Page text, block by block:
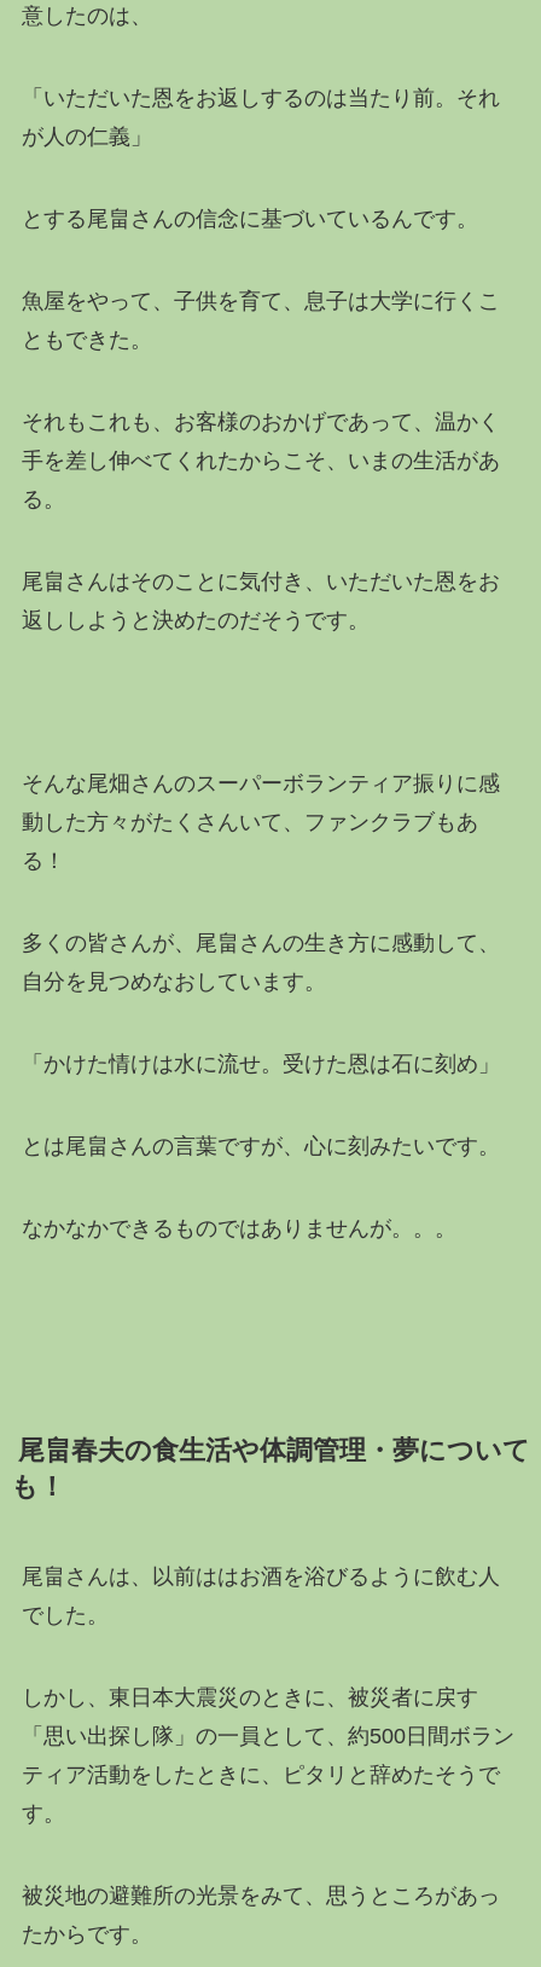
意したのは、
「いただいた恩をお返しするのは当たり前。それ
が人の仁義」
とする尾畠さんの信念に基づいているんです。
魚屋をやって、子供を育て、息子は大学に行くこ
ともできた。
それもこれも、お客様のおかげであって、温かく
手を差し伸べてくれたからこそ、いまの生活があ
る。
尾畠さんはそのことに気付き、いただいた恩をお
返ししようと決めたのだそうです。
そんな尾畑さんのスーパーボランティア振りに感
動した方々がたくさんいて、ファンクラブもあ
る！
多くの皆さんが、尾畠さんの生き方に感動して、
自分を見つめなおしています。
「かけた情けは水に流せ。受けた恩は石に刻め」
とは尾畠さんの言葉ですが、心に刻みたいです。
なかなかできるものではありませんが。。。
尾畠春夫の食生活や体調管理・夢について
も！
尾畠さんは、以前ははお酒を浴びるように飲む人
でした。
しかし、東日本大震災のときに、被災者に戻す
「思い出探し隊」の一員として、約500日間ボラン
ティア活動をしたときに、ピタリと辞めたそうで
す。
被災地の避難所の光景をみて、思うところがあっ
たからです。